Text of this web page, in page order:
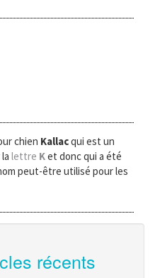
chien Kallacqui est un
lettre Ket donc qui a été
peut-être utilisé pour les
récents